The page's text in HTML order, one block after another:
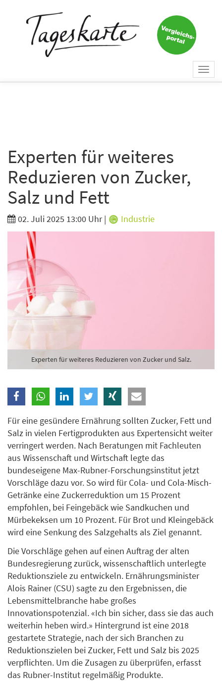
Experten für weiteres
Reduzieren von Zucker,
Salz und Fett
02. Juli 2025 13:00 Uhr| Industrie
Experten für weiteres Reduzieren von Zucker und Salz.
Für eine gesündere Ernährung sollten Zucker, Fett und
Salz in vielen Fertigprodukten aus Expertensicht weiter
verringert werden. Nach Beratungen mit Fachleuten
aus Wissenschaft und Wirtschaft legte das
bundeseigene Max-Rubner-Forschungsinstitut jetzt
Vorschläge dazu vor. So wird für Cola- und Cola-Misch-
Getränke eine Zuckerreduktion um 15 Prozent
empfohlen, bei Feingebäck wie Sandkuchen und
Mürbekeksen um 10 Prozent. Für Brot und Kleingebäck
wird eine Senkung des Salzgehalts als Ziel genannt.
Die Vorschläge gehen auf einen Auftrag der alten
Bundesregierung zurück, wissenschaftlich unterlegte
Reduktionsziele zu entwickeln. Ernährungsminister
Alois Rainer (CSU) sagte zu den Ergebnissen, die
Lebensmittelbranche habe großes
Innovationspotenzial. «Ich bin sicher, dass sie das auch
weiterhin heben wird.» Hintergrund ist eine 2018
gestartete Strategie, nach der sich Branchen zu
Reduktionszielen bei Zucker, Fett und Salz bis 2025
verpflichten. Um die Zusagen zu überprüfen, erfasst
das Rubner-Institut regelmäßig Produkte.
Keine Nachricht mehr
verpassen!
E-Mail *
Branche
Ich möchte folgende Newsletter erhalten
Tageskarte-Newsletter (gegen 8.30 Uhr)
Ich habe dieDatenschutzerklärung
genommen.